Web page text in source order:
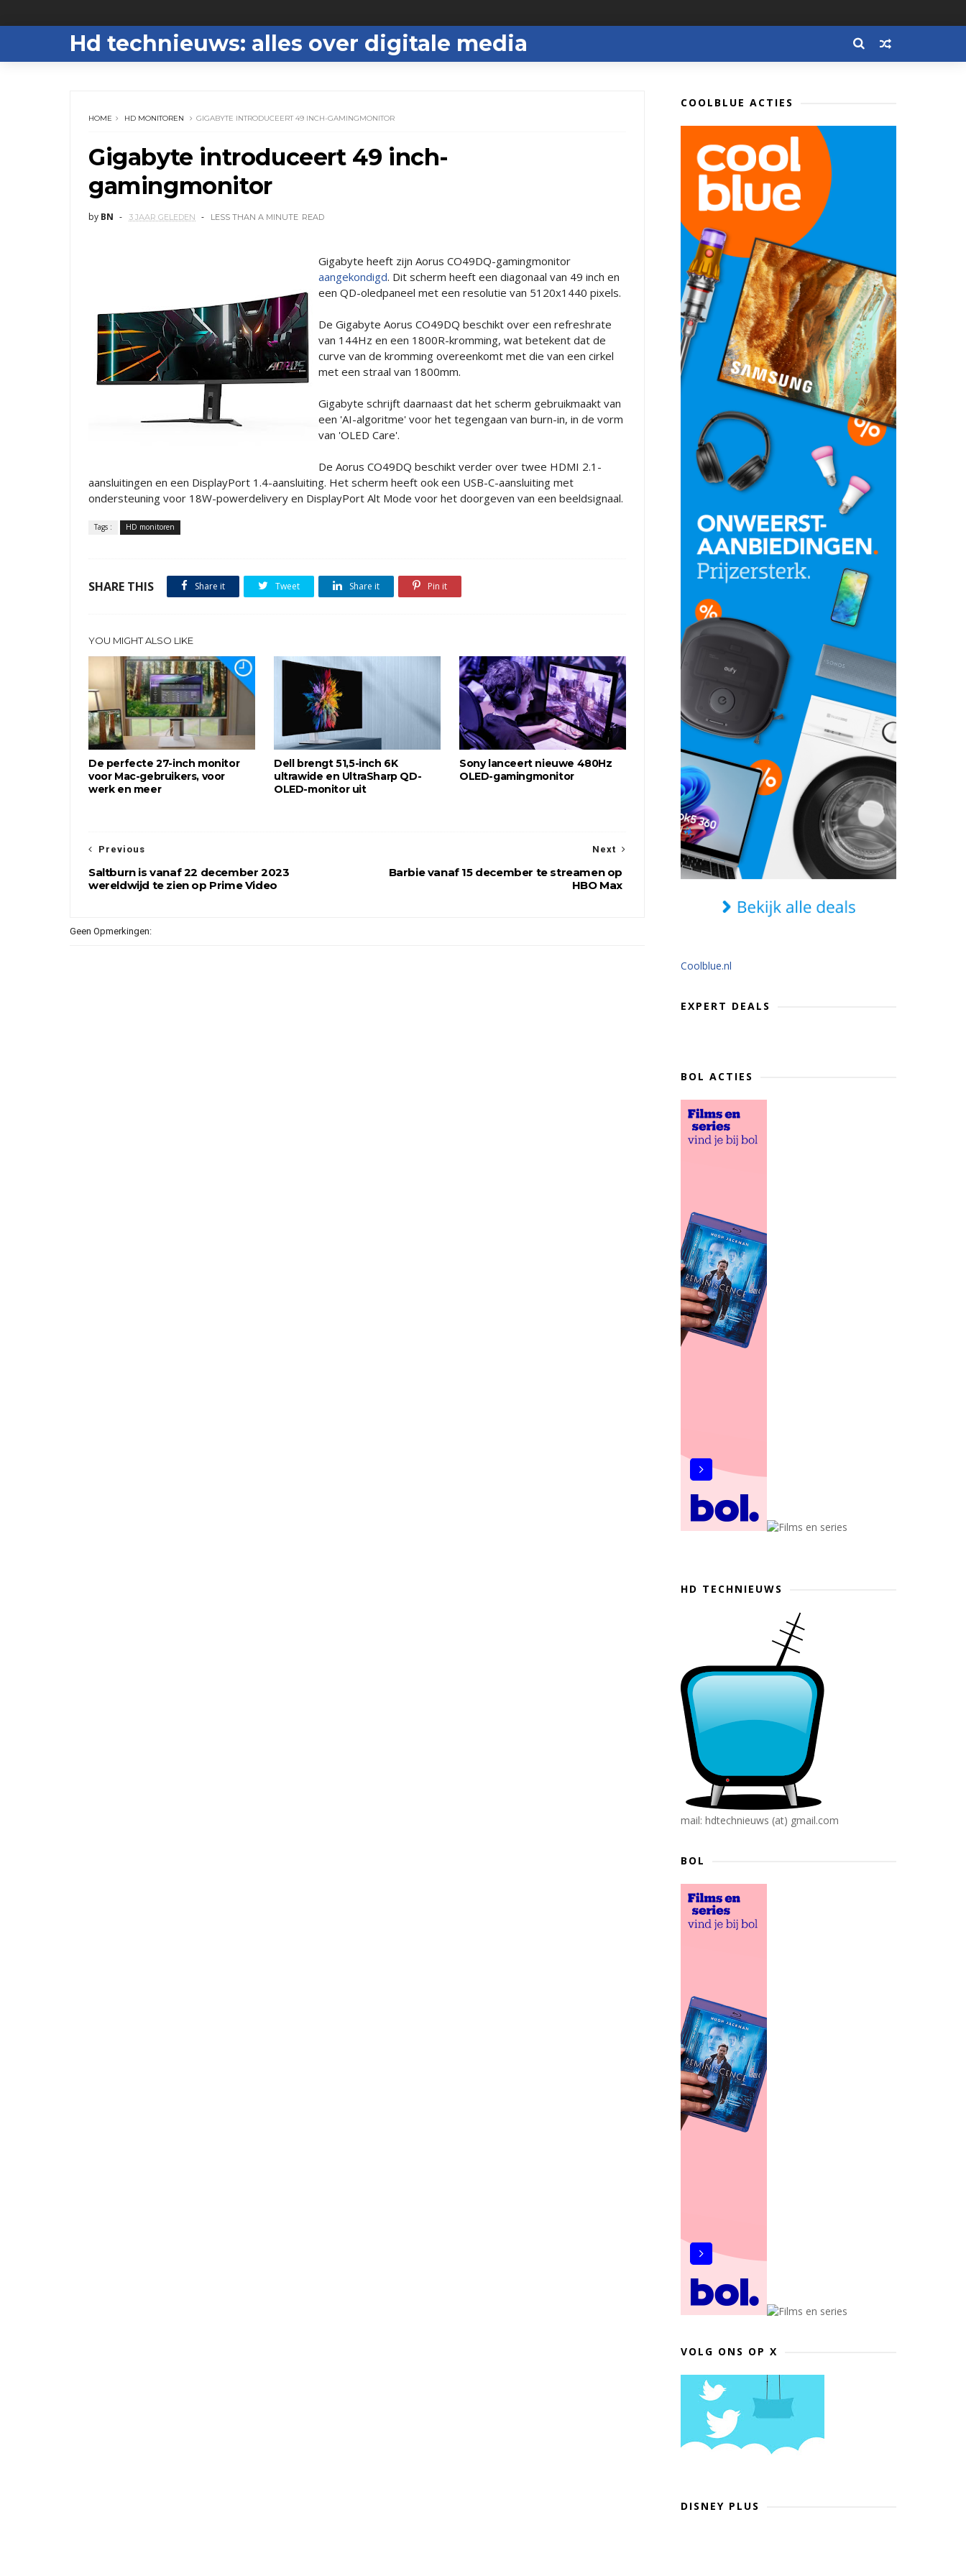
Hd technieuws: alles over digitale media
HOME HD MONITOREN GIGABYTE INTRODUCEERT 49 INCH-GAMINGMONITOR
Gigabyte introduceert 49 inch-
gamingmonitor
by BN 3 JAAR GELEDEN LESS THAN A MINUTE READ
Gigabyte heeft zijn Aorus CO49DQ-gamingmonitor
aangekondigd. Dit scherm heeft een diagonaal van 49 inch en
een QD-oledpaneel met een resolutie van 5120x1440 pixels.
De Gigabyte Aorus CO49DQ beschikt over een refreshrate
van 144Hz en een 1800R-kromming, wat betekent dat de
curve van de kromming overeenkomt met die van een cirkel
met een straal van 1800mm.
Gigabyte schrijft daarnaast dat het scherm gebruikmaakt van
een 'AI-algoritme' voor het tegengaan van burn-in, in de vorm
van 'OLED Care'.
De Aorus CO49DQ beschikt verder over twee HDMI 2.1-
aansluitingen en een DisplayPort 1.4-aansluiting. Het scherm heeft ook een USB-C-aansluiting met
ondersteuning voor 18W-powerdelivery en DisplayPort Alt Mode voor het doorgeven van een beeldsignaal.
Tags : HD monitoren
SHARE THIS Share it Tweet Share it Pin it
YOU MIGHT ALSO LIKE
De perfecte 27-inch monitor
voor Mac-gebruikers, voor
werk en meer
Dell brengt 51,5-inch 6K
ultrawide en UltraSharp QD-
OLED-monitor uit
Sony lanceert nieuwe 480Hz
OLED-gamingmonitor
Next
Barbie vanaf 15 december te streamen op
HBO Max
Previous
Saltburn is vanaf 22 december 2023
wereldwijd te zien op Prime Video
Geen Opmerkingen:
COOLBLUE ACTIES
Coolblue.nl
EXPERT DEALS
BOL ACTIES
HD TECHNIEUWS
mail: hdtechnieuws (at) gmail.com
BOL
VOLG ONS OP X
DISNEY PLUS